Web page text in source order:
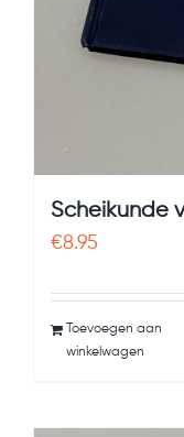
Scheikunde
€8.95
Toevoegen aan
winkelwagen